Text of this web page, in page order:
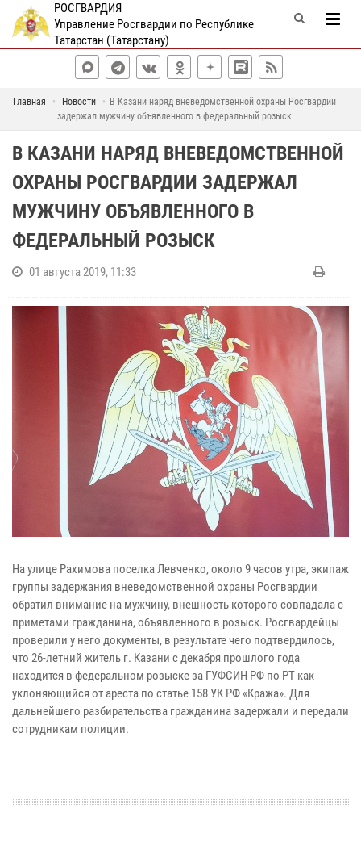
РОСГВАРДИЯ
Управление Росгвардии по Республике
Татарстан (Татарстану)
Главная Новости
В Казани наряд вневедомственной охраны Росгвардии
задержал мужчину объявленного в федеральный розыск
В КАЗАНИ НАРЯД ВНЕВЕДОМСТВЕННОЙ
ОХРАНЫ РОСГВАРДИИ ЗАДЕРЖАЛ
МУЖЧИНУ ОБЪЯВЛЕННОГО В
ФЕДЕРАЛЬНЫЙ РОЗЫСК
01 августа 2019, 11:33
На улице Рахимова поселка Левченко, около 9 часов утра, экипаж
группы задержания вневедомственной охраны Росгвардии
обратил внимание на мужчину, внешность которого совпадала с
приметами гражданина, объявленного в розыск. Росгвардейцы
проверили у него документы, в результате чего подтвердилось,
что 26-летний житель г. Казани с декабря прошлого года
находится в федеральном розыске за ГУФСИН РФ по РТ как
уклоняющийся от ареста по статье 158 УК РФ «Кража». Для
дальнейшего разбирательства гражданина задержали и передали
сотрудникам полиции.